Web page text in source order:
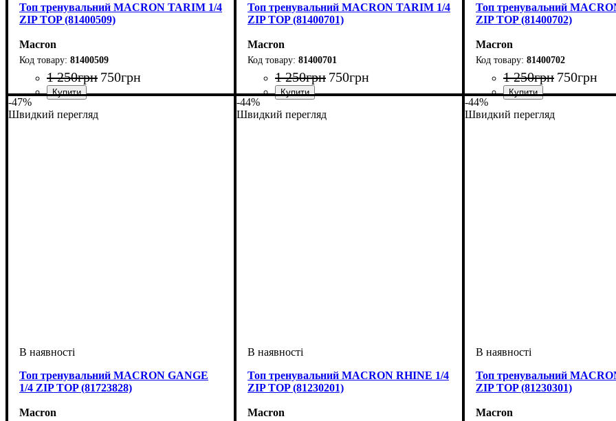
Топ тренувальний MACRON TARIM 1/4
ZIP TOP (81400509)
Macron
81400509
1 250грн 750грн
Стать
Виробник
Колір
Топ тренувальний MACRON TARIM 1/4
ZIP TOP (81400701)
Macron
81400701
1 250грн 750грн
Стать
Виробник
Колір
Топ тренувальний
ZIP TOP (81400702)
Macron
81400702
1 250грн 750грн
Стать
Виробник
Колір
-47%
Швидкий перегляд
Топ тренувальний MACRON GANGE
1/4 ZIP TOP (81723828)
Macron
-44%
Швидкий перегляд
Топ тренувальний MACRON RHINE 1/4
ZIP TOP (81230201)
Macron
-44%
Швидкий перегляд
Топ тренувальний
ZIP TOP (81230301)
Macron